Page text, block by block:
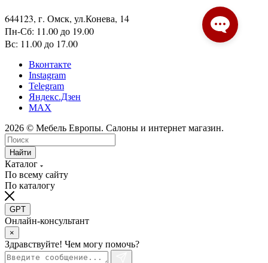
644123, г. Омск, ул.Конева, 14
Пн-Сб: 11.00 до 19.00
Вс: 11.00 до 17.00
Вконтакте
Instagram
Telegram
Яндекс.Дзен
MAX
2026 © Мебель Европы. Салоны и интернет магазин.
Найти
Каталог
По всему сайту
По каталогу
GPT
Онлайн-консультант
×
Здравствуйте! Чем могу помочь?